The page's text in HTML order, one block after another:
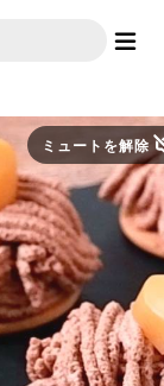
ミュートを解除